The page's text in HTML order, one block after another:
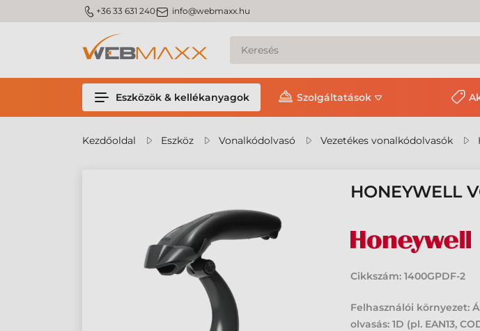
m_phone +36 33 631 240m_email info@webmaxx.hu
Eszközök & kellékanyagok Szolgáltatások
Kezdőoldal Eszköz Vonalkódolvasó Vezetékes vonalkódolvasók
HONEYWELL
Cikkszám: 1400GPDF-2
Felhasználói környezet:
olvasás: 1D (pl. EAN13,